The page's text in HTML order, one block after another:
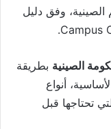
الصينية، وفق دليل
الصينية بطريقة
أنواع
تحتاجها قبل